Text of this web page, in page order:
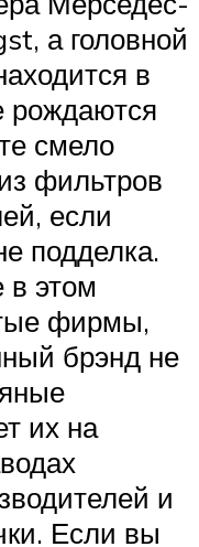
а головной
в
рождаются
смело
фильтров
если
подделка.
в этом
фирмы,
брэнд не
их на
и
Если вы